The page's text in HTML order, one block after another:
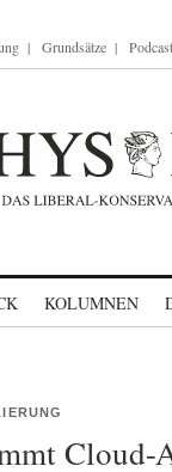
Grundsätze Podcast
KOLUMNEN
Cloud-